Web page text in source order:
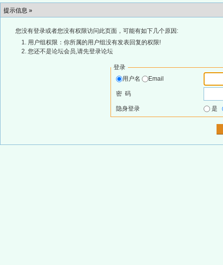
提示信息 »
您没有登录或者您没有权限访问此页面，可能有如下几个原因:
用户组权限：你所属的用户组没有发表回复的权限!
您还不是论坛会员,请先登录论坛
登录
用户名
Email
密 码
隐身登录 是